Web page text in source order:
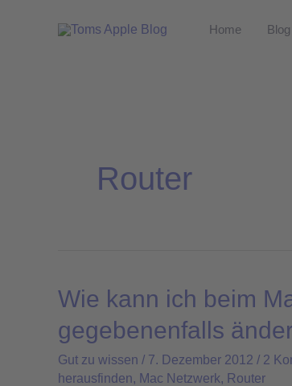
Home Blog
Router
Wie kann ich beim
gegebenenfalls
Gut zu wissen / 7. Dezember 2012 / 2
herausfinden, Mac Netzwerk, Router
Wie
ich
beim